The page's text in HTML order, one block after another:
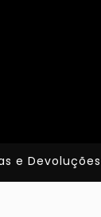
e Devoluções